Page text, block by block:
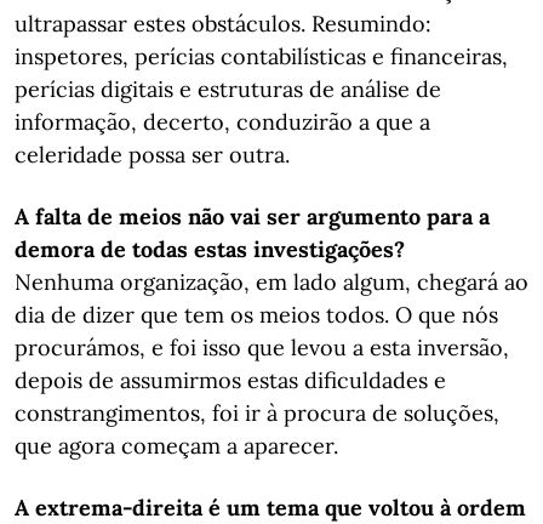
ultrapassar estes obstáculos. Resumindo:
inspetores, perícias contabilísticas e financeiras,
perícias digitais e estruturas de análise de
informação, decerto, conduzirão a que a
celeridade possa ser outra.
A falta de meios não vai ser argumento para a
demora de todas estas investigações?
Nenhuma organização, em lado algum, chegará ao
dia de dizer que tem os meios todos. O que nós
procurámos, e foi isso que levou a esta inversão,
depois de assumirmos estas dificuldades e
constrangimentos, foi ir à procura de soluções,
que agora começam a aparecer.
A extrema-direita é um tema que voltou à ordem